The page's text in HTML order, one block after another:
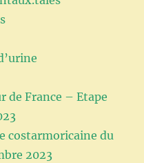
de France – Etape
costarmoricaine du
2023